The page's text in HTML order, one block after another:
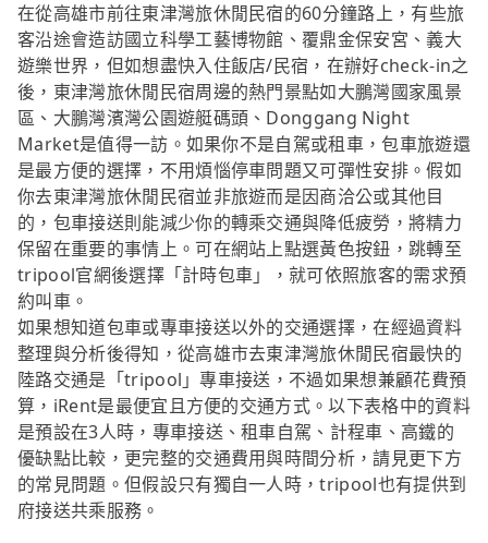
在從高雄市前往東津灣旅休閒民宿的60分鐘路上，有些旅
客沿途會造訪國立科學工藝博物館、覆鼎金保安宮、義大
遊樂世界，但如想盡快入住飯店/民宿，在辦好check-in之
後，東津灣旅休閒民宿周邊的熱門景點如大鵬灣國家風景
區、大鵬灣濱灣公園遊艇碼頭、Donggang Night
Market是值得一訪。如果你不是自駕或租車，包車旅遊還
是最方便的選擇，不用煩惱停車問題又可彈性安排。假如
你去東津灣旅休閒民宿並非旅遊而是因商洽公或其他目
的，包車接送則能減少你的轉乘交通與降低疲勞，將精力
保留在重要的事情上。可在網站上點選黃色按鈕，跳轉至
tripool官網後選擇「計時包車」，就可依照旅客的需求預
約叫車。
如果想知道包車或專車接送以外的交通選擇，在經過資料
整理與分析後得知，從高雄市去東津灣旅休閒民宿最快的
陸路交通是「tripool」專車接送，不過如果想兼顧花費預
算，iRent是最便宜且方便的交通方式。以下表格中的資料
是預設在3人時，專車接送、租車自駕、計程車、高鐵的
優缺點比較，更完整的交通費用與時間分析，請見更下方
的常見問題。但假設只有獨自一人時，tripool也有提供到
府接送共乘服務。